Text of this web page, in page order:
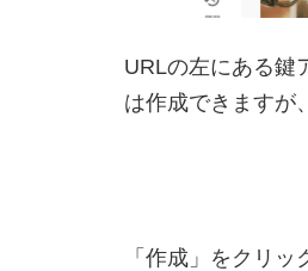
URLの左にある鍵
は作成できますが
「作成」をクリッ